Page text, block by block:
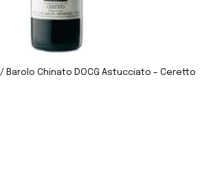
/ Barolo Chinato DOCG Astucciato – Ceretto